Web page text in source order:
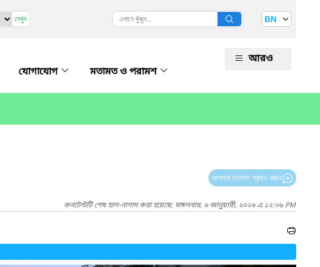
দেখুন BN
যোগাযোগ মতামত ও পরামশ
আরও
আপনার মতামত প্রদান করুন
কনটেন্টটি শেষ হাল-নাগাদ করা হয়েছে: মঙ্গলবার, ৬ জানুয়ারী, ২০২৬ এ ১২:০৯ PM